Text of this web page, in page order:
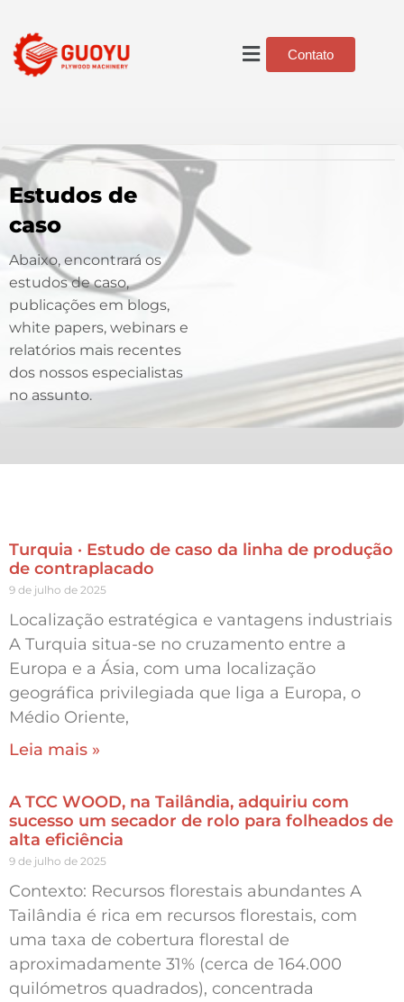
Contato
Estudos de
caso
Abaixo, encontrará os
estudos de caso,
publicações em blogs,
white papers, webinars e
relatórios mais recentes
dos nossos especialistas
no assunto.
Turquia · Estudo de caso da linha de produção
de contraplacado
9 de julho de 2025
Localização estratégica e vantagens industriais
A Turquia situa-se no cruzamento entre a
Europa e a Ásia, com uma localização
geográfica privilegiada que liga a Europa, o
Médio Oriente,
Leia mais »
A TCC WOOD, na Tailândia, adquiriu com
sucesso um secador de rolo para folheados de
alta eficiência
9 de julho de 2025
Contexto: Recursos florestais abundantes A
Tailândia é rica em recursos florestais, com
uma taxa de cobertura florestal de
aproximadamente 31% (cerca de 164.000
quilómetros quadrados), concentrada